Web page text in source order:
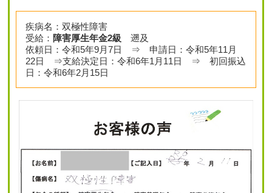
疾病名：双極性障害
受給： 障害厚生年金2級 遡及
依頼日：令和5年9月7日 ⇒ 申請日：令和5年11月
22日 ⇒支給決定日：令和6年1月11日 ⇒ 初回振込
日：令和6年2月15日